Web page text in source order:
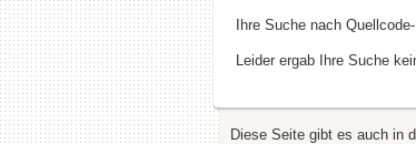
Ihre Suche nach
Leider ergab Ihre Suche
Diese Seite gibt es auch in